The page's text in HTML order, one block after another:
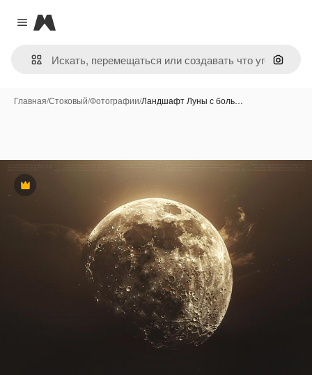
Close menu
Magnific
Поиск
Главная/Стоковый/Фотографии/Ландшафт Луны с боль…
Премиум